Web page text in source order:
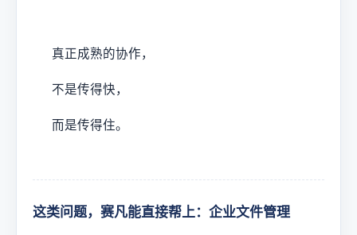
真正成熟的协作，
不是传得快，
而是传得住。
这类问题，赛凡能直接帮上：企业文件管理